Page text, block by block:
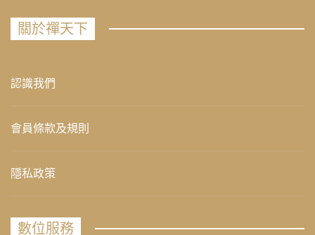
關於禪天下
認識我們
會員條款及規則
隱私政策
數位服務